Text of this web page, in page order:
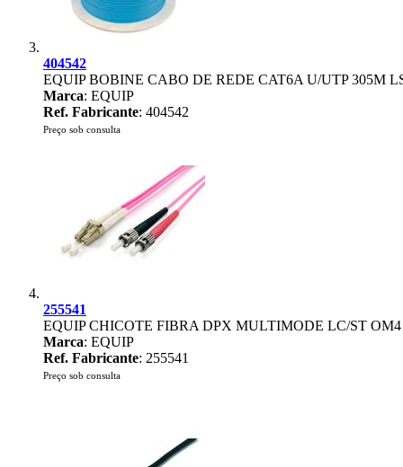
404542
EQUIP BOBINE CABO DE REDE CAT6A U/UTP 305M
Marca: EQUIP
Ref. Fabricante: 404542
Preço sob consulta
255541
EQUIP CHICOTE FIBRA DPX MULTIMODE LC/ST
Marca: EQUIP
Ref. Fabricante: 255541
Preço sob consulta